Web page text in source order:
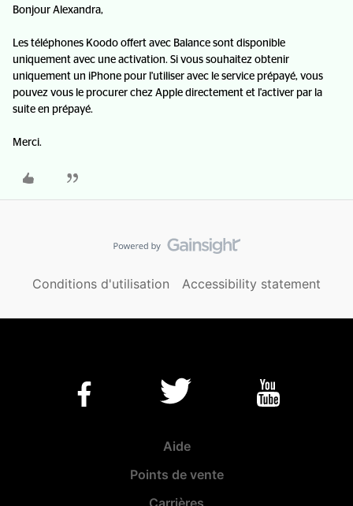
Bonjour Alexandra,
Les téléphones Koodo offert avec Balance sont disponible
uniquement avec une activation. Si vous souhaitez obtenir
uniquement un iPhone pour l'utiliser avec le service prépayé, vous
pouvez vous le procurer chez Apple directement et l'activer par la
suite en prépayé.
Merci.
Conditions d'utilisation Accessibility statement
Aide
Points de vente
Carrières